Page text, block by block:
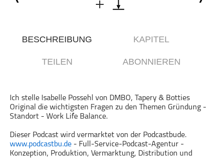
Gesellschaft
Gesundheit & Fitness
Heim & Garten
Hobbys & Interessen
Karriere
Kinder & Familie
BESCHREIBUNG KAPITEL
TEILEN ABONNIEREN
Ich stelle Isabelle Possehl von DMBO, Tapery & Botties
Original die wichtigsten Fragen zu den Themen Gründung -
Standort - Work Life Balance.
Dieser Podcast wird vermarktet von der Podcastbude.
www.podcastbu.de - Full-Service-Podcast-Agentur -
Konzeption, Produktion, Vermarktung, Distribution und